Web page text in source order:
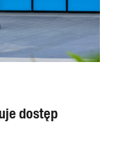
dostęp